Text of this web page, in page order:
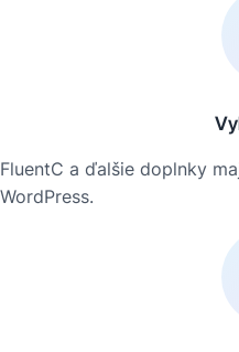
FluentC a ďalšie doplnky
WordPress.